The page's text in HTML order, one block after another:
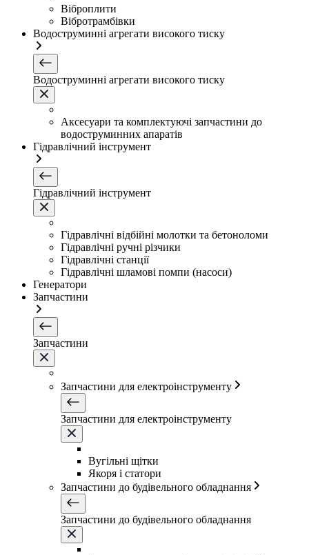
Віброплити
Вібротрамбівки
Водоструминні агрегати високого тиску
Водоструминні агрегати високого тиску
Аксесуари та комплектуючі запчастини до
водоструминних апаратів
Гідравлічний інструмент
Гідравлічний інструмент
Гідравлічні відбійні молотки та бетоноломи
Гідравлічні ручні різчики
Гідравлічні станції
Гідравлічні шламові помпи (насоси)
Генератори
Запчастини
Запчастини
Запчастини для електроінструменту
Запчастини для електроінструменту
Вугільні щітки
Якоря і статори
Запчастини до будівельного обладнання
Запчастини до будівельного обладнання